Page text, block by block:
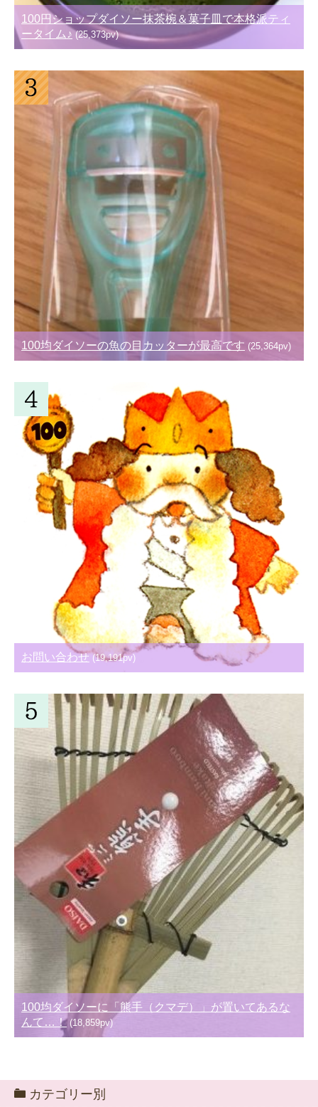
100円ショップダイソー抹茶椀＆菓子皿で本格派ティ
ータイム♪ (25,373pv)
100均ダイソーの魚の目カッターが最高です (25,364pv)
お問い合わせ (19,191pv)
100均ダイソーに「熊手（クマデ）」が置いてあるな
んて…！ (18,859pv)
カテゴリー別